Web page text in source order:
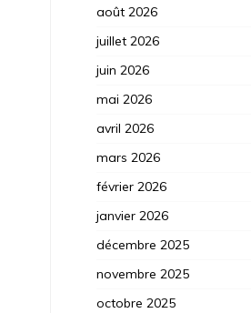
août 2026
juillet 2026
juin 2026
mai 2026
avril 2026
mars 2026
février 2026
janvier 2026
décembre 2025
novembre 2025
octobre 2025